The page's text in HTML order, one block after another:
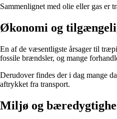
Sammenlignet med olie eller gas er
Økonomi og
En af de væsentligste årsager til
fossile brændsler, og mange
Derudover findes der i dag mange
aftrykket fra transport.
Miljø og